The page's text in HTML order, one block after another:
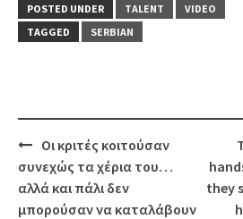
POSTED UNDER TALENT
VIDEO
TAGGED
SERBIAN
Post
navigation
Οι κριτές κοιτούσαν
συνεχώς τα χέρια του…
αλλά και πάλι δεν
μπορούσαν να καταλάβουν
they